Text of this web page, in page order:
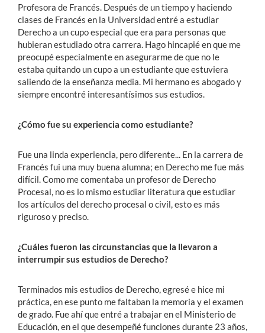
Profesora de Francés. Después de un tiempo y haciendo
clases de Francés en la Universidad entré a estudiar
Derecho a un cupo especial que era para personas que
hubieran estudiado otra carrera. Hago hincapié en que me
preocupé especialmente en asegurarme de que no le
estaba quitando un cupo a un estudiante que estuviera
saliendo de la enseñanza media. Mi hermano es abogado y
siempre encontré interesantísimos sus estudios.
¿Cómo fue su experiencia como estudiante?
Fue una linda experiencia, pero diferente... En la carrera de
Francés fui una muy buena alumna; en Derecho me fue más
difícil. Como me comentaba un profesor de Derecho
Procesal, no es lo mismo estudiar literatura que estudiar
los artículos del derecho procesal o civil, esto es más
riguroso y preciso.
¿Cuáles fueron las circunstancias que la llevaron a
interrumpir sus estudios de Derecho?
Terminados mis estudios de Derecho, egresé e hice mi
práctica, en ese punto me faltaban la memoria y el examen
de grado. Fue ahí que entré a trabajar en el Ministerio de
Educación, en el que desempeñé funciones durante 23 años,